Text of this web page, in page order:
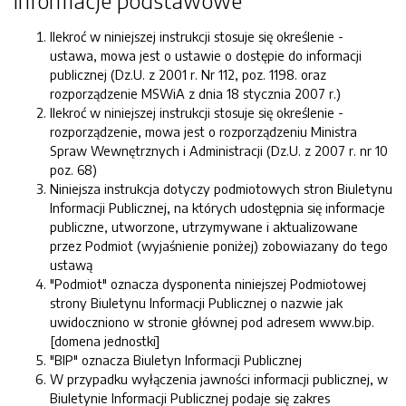
Ilekroć w niniejszej instrukcji stosuje się określenie -
ustawa, mowa jest o ustawie o dostępie do informacji
publicznej (Dz.U. z 2001 r. Nr 112, poz. 1198. oraz
rozporządzenie MSWiA z dnia 18 stycznia 2007 r.)
Ilekroć w niniejszej instrukcji stosuje się określenie -
rozporządzenie, mowa jest o rozporządzeniu Ministra
Spraw Wewnętrznych i Administracji (Dz.U. z 2007 r. nr 10
poz. 68)
Niniejsza instrukcja dotyczy podmiotowych stron Biuletynu
Informacji Publicznej, na których udostępnia się informacje
publiczne, utworzone, utrzymywane i aktualizowane
przez Podmiot (wyjaśnienie poniżej) zobowiazany do tego
ustawą
"Podmiot" oznacza dysponenta niniejszej Podmiotowej
strony Biuletynu Informacji Publicznej o nazwie jak
uwidoczniono w stronie głównej pod adresem www.bip.
[domena jednostki]
"BIP" oznacza Biuletyn Informacji Publicznej
W przypadku wyłączenia jawności informacji publicznej, w
Biuletynie Informacji Publicznej podaje się zakres